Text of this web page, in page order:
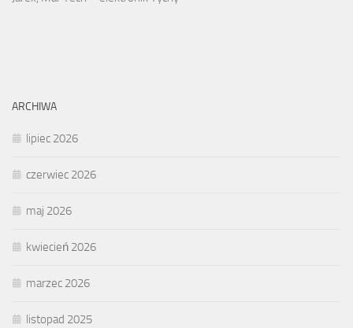
ARCHIWA
lipiec 2026
czerwiec 2026
maj 2026
kwiecień 2026
marzec 2026
listopad 2025